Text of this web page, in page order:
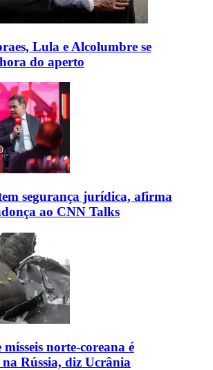
Lula e Alcolumbre se
do aperto
segurança jurídica, afirma
ao CNN Talks
norte-coreana é
Rússia, diz Ucrânia